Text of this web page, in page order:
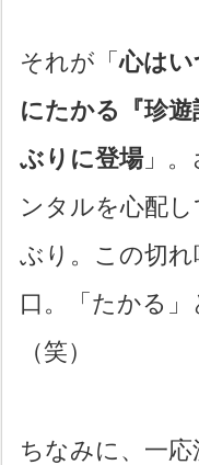
それが「心は
にたかる『珍
ぶりに登場」
ンタルを心配
ぶり。この切
口。「たかる
（笑）
ちなみに、一